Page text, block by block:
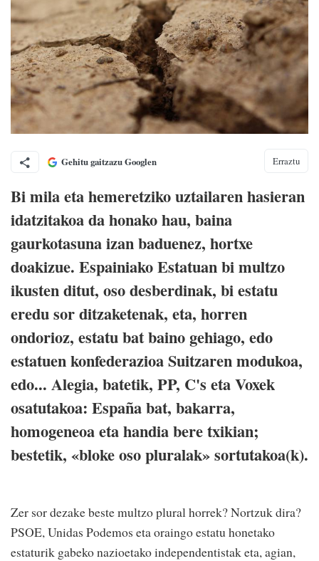
Gehitu gaitzazu Googlen Erraztu
Bi mila eta hemeretziko uztailaren hasieran
idatzitakoa da honako hau, baina
gaurkotasuna izan baduenez, hortxe
doakizue. Espainiako Estatuan bi multzo
ikusten ditut, oso desberdinak, bi estatu
eredu sor ditzaketenak, eta, horren
ondorioz, estatu bat baino gehiago, edo
estatuen konfederazioa Suitzaren modukoa,
edo... Alegia, batetik, PP, C's eta Voxek
osatutakoa: España bat, bakarra,
homogeneoa eta handia bere txikian;
bestetik, «bloke oso pluralak» sortutakoa(k).
Zer sor dezake beste multzo plural horrek? Nortzuk dira?
PSOE, Unidas Podemos eta oraingo estatu honetako
estaturik gabeko nazioetako independentistak eta, agian,